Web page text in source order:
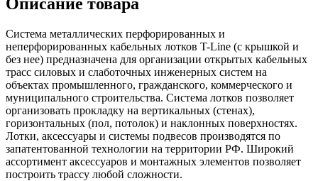
Система металлических перфорированных и
неперфорированных кабельных лотков T-Line (с крышкой и
без нее) предназначена для организации открытых кабельных
трасс силовых и слаботочных инженерных систем на
объектах промышленного, гражданского, коммерческого и
муниципального строительства. Система лотков позволяет
организовать прокладку на вертикальных (стенах),
горизонтальных (пол, потолок) и наклонных поверхностях.
Лотки, аксессуары и системы подвесов производятся по
запатентованной технологии на территории РФ. Широкий
ассортимент аксессуаров и монтажных элементов позволяет
построить трассу любой сложности.